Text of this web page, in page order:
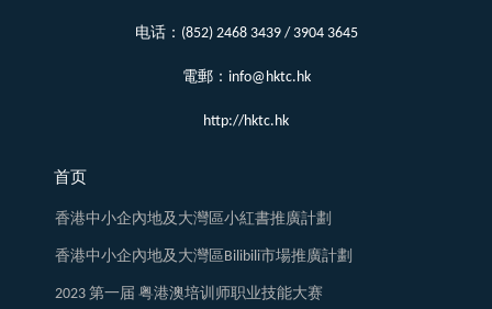
电话：(852) 2468 3439 / 3904 3645
電郵：info@hktc.hk
http://hktc.hk
首页
香港中小企內地及大灣區小紅書推廣計劃
香港中小企內地及大灣區Bilibili市場推廣計劃
2023 第一届 粤港澳培训师职业技能大赛